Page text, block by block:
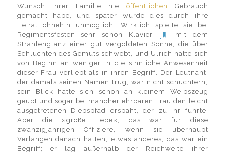
Wunsch ihrer Familie nie öffentlichen Gebrauch
gemacht habe, und später wurde dies durch ihre
Heirat ohnehin unmöglich. Wirklich spielte sie bei
Regimentsfesten sehr schön Klavier,
mit dem
Strahlenglanz einer gut vergoldeten Sonne, die über
Schluchten des Gemüts schwebt, und Ulrich hatte sich
von Beginn an weniger in die sinnliche Anwesenheit
dieser Frau verliebt als in ihren Begriff. Der Leutnant,
der damals seinen Namen trug, war nicht schüchtern;
sein Blick hatte sich schon an kleinem Weibszeug
geübt und sogar bei mancher ehrbaren Frau den leicht
ausgetretenen Diebspfad erspäht, der zu ihr führte.
Aber die »große Liebe«, das war für diese
zwanzigjährigen Offiziere, wenn sie überhaupt
Verlangen danach hatten, etwas anderes, das war ein
Begriff; er lag außerhalb der Reichweite ihrer